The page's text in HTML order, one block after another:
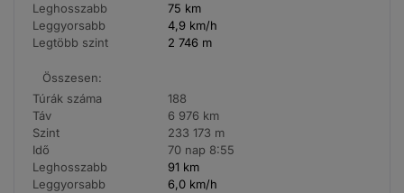
Leghosszabb
75 km
Leggyorsabb
4,9 km/h
Legtöbb szint
2 746 m
Összesen:
Túrák száma
188
Táv
6 976 km
Szint
233 173 m
Idő
70 nap 8:55
Leghosszabb
91 km
Leggyorsabb
6,0 km/h